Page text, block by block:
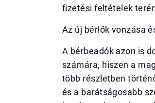
fizetési feltételek
Az új bérlők vonzása
A bérbeadók azon is
számára, hiszen a
több részletben
és a barátságosabb